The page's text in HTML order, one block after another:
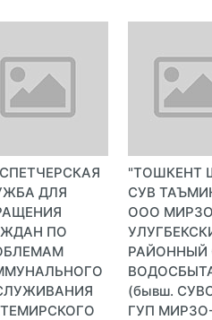
ДЛЯ
ПО
"ТОШКЕНТ
СУВ
ООО
РАЙОННЫЙ
(бывш.
ГУП